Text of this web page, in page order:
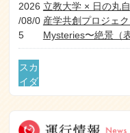
2026
/08/0
5
立教大学 × 日の丸
産学共創プロジェ
Mysteries〜絶景（
スカ
イダ
ック
202
6/07
【7月28日追記】劇
使』と水陸両用バス
の舞台・横浜で特別